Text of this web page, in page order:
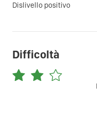
Dislivello positivo
Difficoltà